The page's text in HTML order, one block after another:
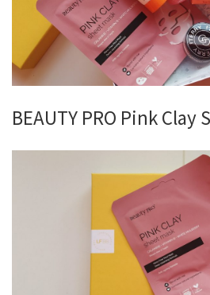
BEAUTY PRO Pink Clay